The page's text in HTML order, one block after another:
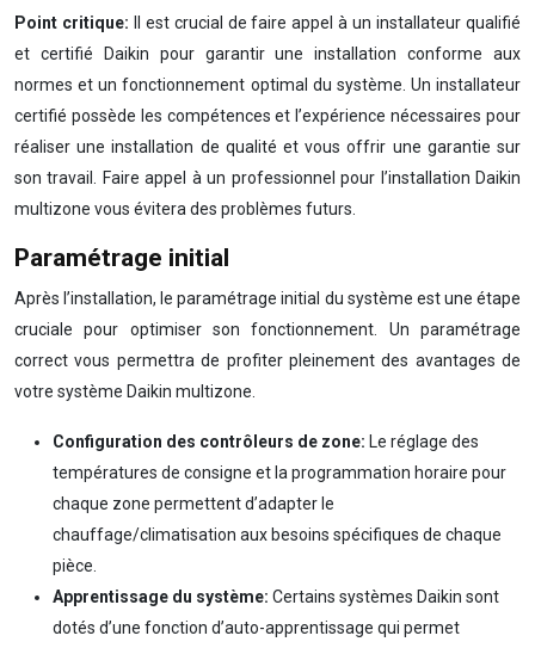
Point critique:
Il est crucial de faire appel à un installateur qualifié
et certifié Daikin pour garantir une installation conforme aux
normes et un fonctionnement optimal du système. Un installateur
certifié possède les compétences et l’expérience nécessaires pour
réaliser une installation de qualité et vous offrir une garantie sur
son travail. Faire appel à un professionnel pour l’installation Daikin
multizone vous évitera des problèmes futurs.
Paramétrage initial
Après l’installation, le paramétrage initial du système est une étape
cruciale pour optimiser son fonctionnement. Un paramétrage
correct vous permettra de profiter pleinement des avantages de
votre système Daikin multizone.
Configuration des contrôleurs de zone: Le réglage des
températures de consigne et la programmation horaire pour
chaque zone permettent d’adapter le
chauffage/climatisation aux besoins spécifiques de chaque
pièce.
Apprentissage du système: Certains systèmes Daikin sont
dotés d’une fonction d’auto-apprentissage qui permet